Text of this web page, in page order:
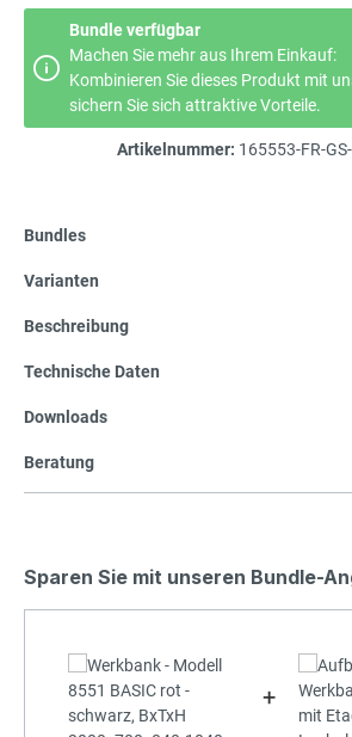
Bundle verfügbar
Machen Sie mehr aus Ihrem Einkauf:
Kombinieren Sie dieses Produkt mit
sichern Sie sich attraktive Vorteile.
Artikelnummer: 165553-FR-
Bundles
Varianten
Beschreibung
Technische Daten
Downloads
Beratung
Sparen Sie mit unseren Bundle-
+